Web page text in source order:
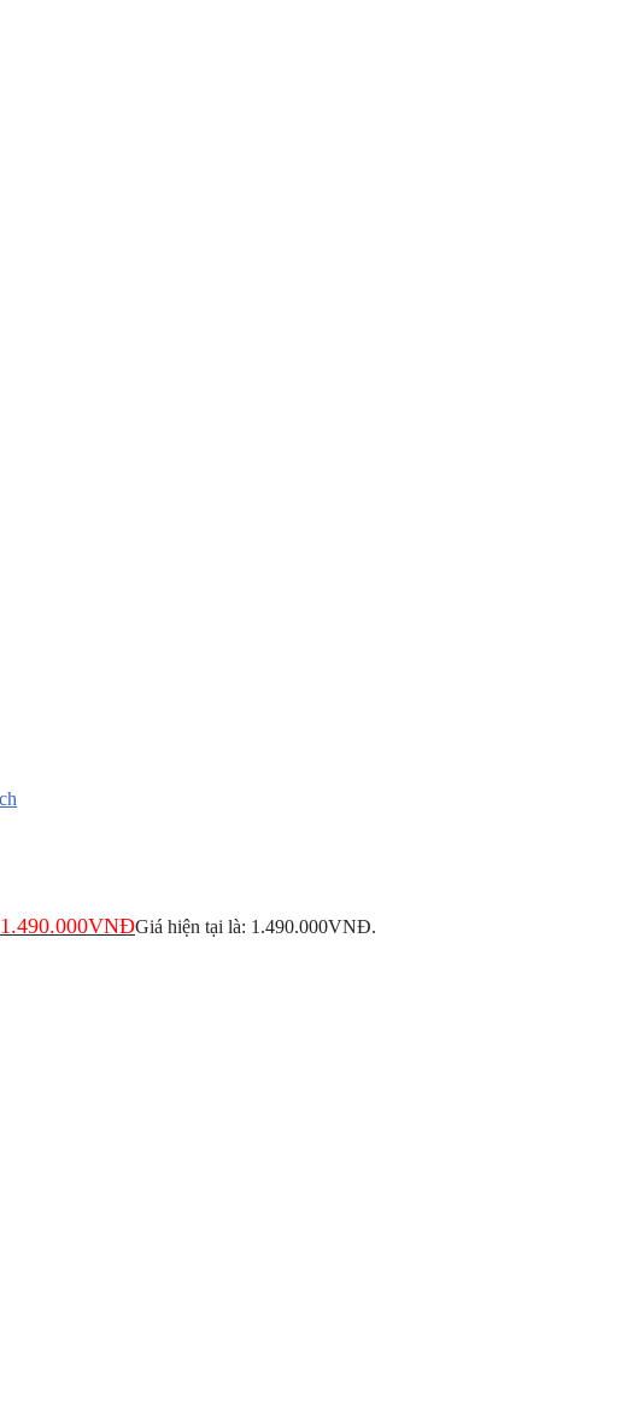
1.490.000VNĐGiá hiện tại là: 1.490.000VNĐ.